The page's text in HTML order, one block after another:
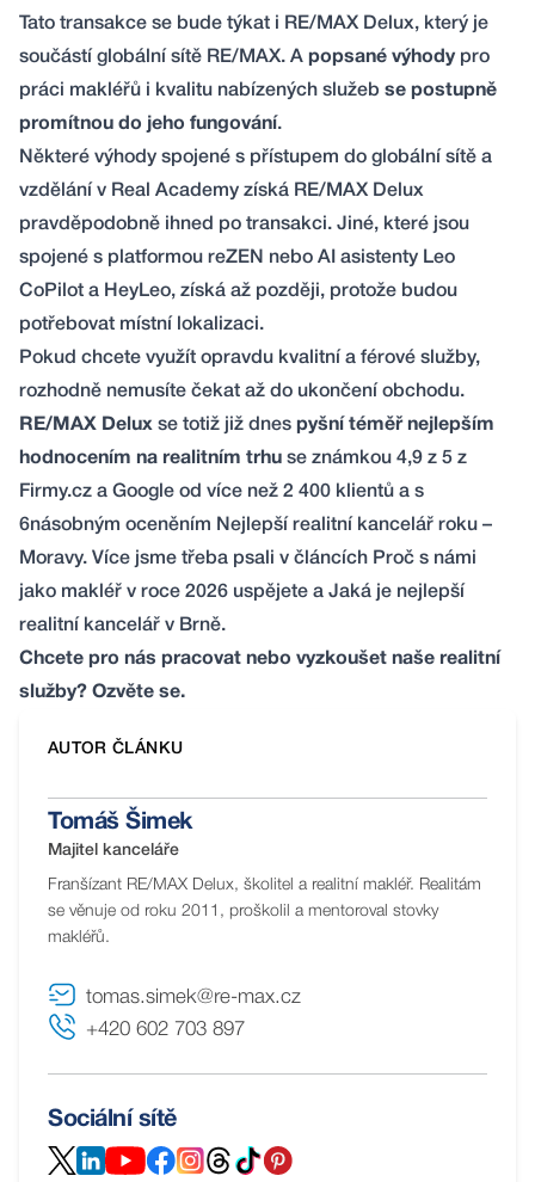
Tato transakce se bude týkat i RE/MAX Delux, který je
součástí globální sítě RE/MAX. A popsané výhody pro
práci makléřů i kvalitu nabízených služeb se postupně
promítnou do jeho fungování.
Některé výhody spojené s přístupem do globální sítě a
vzdělání v Real Academy získá RE/MAX Delux
pravděpodobně ihned po transakci. Jiné, které jsou
spojené s platformou reZEN nebo AI asistenty Leo
CoPilot a HeyLeo, získá až později, protože budou
potřebovat místní lokalizaci.
Pokud chcete využít opravdu kvalitní a férové služby,
rozhodně nemusíte čekat až do ukončení obchodu.
RE/MAX Delux se totiž již dnes pyšní téměř nejlepším
hodnocením na realitním trhu se známkou 4,9 z 5 z
Firmy.cz a Google od více než 2 400 klientů a s
6násobným oceněním Nejlepší realitní kancelář roku –
Moravy. Více jsme třeba psali v článcích Proč s námi
jako makléř v roce 2026 uspějete a Jaká je nejlepší
realitní kancelář v Brně.
Chcete pro nás pracovat nebo vyzkoušet naše realitní
služby? Ozvěte se.
AUTOR ČLÁNKU
Tomáš Šimek
Majitel kanceláře
Franšízant RE/MAX Delux, školitel a realitní makléř. Realitám
se věnuje od roku 2011, proškolil a mentoroval stovky
makléřů.
tomas.simek@re-max.cz
+420 602 703 897
Sociální sítě